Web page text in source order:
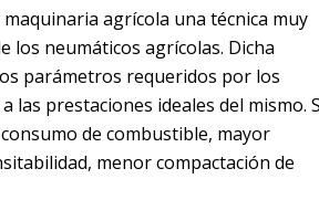
agrícola una técnica muy
los neumáticos agrícolas. Dicha
parámetros requeridos por los
las prestaciones ideales del mismo.
de combustible, mayor
menor compactación de